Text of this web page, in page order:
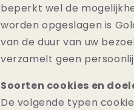
beperkt wel de
worden opgeslagen is
van de duur van uw
verzamelt geen
Soorten cookies en
De volgende typen